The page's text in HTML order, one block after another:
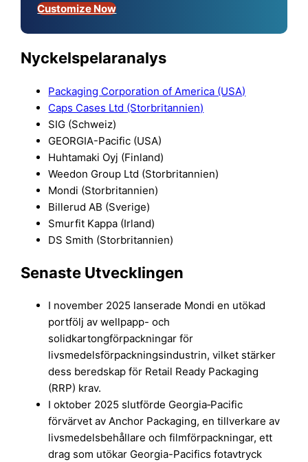
Customize Now
Nyckelspelaranalys
Packaging Corporation of America (USA)
Caps Cases Ltd (Storbritannien)
SIG (Schweiz)
GEORGIA-Pacific (USA)
Huhtamaki Oyj (Finland)
Weedon Group Ltd (Storbritannien)
Mondi (Storbritannien)
Billerud AB (Sverige)
Smurfit Kappa (Irland)
DS Smith (Storbritannien)
Senaste Utvecklingen
I november 2025 lanserade Mondi en utökad
portfölj av wellpapp- och
solidkartongförpackningar för
livsmedelsförpackningsindustrin, vilket stärker
dess beredskap för Retail Ready Packaging
(RRP) krav.
I oktober 2025 slutförde Georgia‑Pacific
förvärvet av Anchor Packaging, en tillverkare av
livsmedelsbehållare och filmförpackningar, ett
drag som utökar Georgia-Pacifics fotavtryck